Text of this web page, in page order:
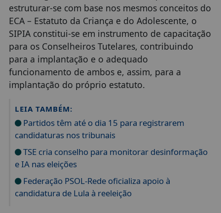
estruturar-se com base nos mesmos conceitos do
ECA – Estatuto da Criança e do Adolescente, o
SIPIA constitui-se em instrumento de capacitação
para os Conselheiros Tutelares, contribuindo
para a implantação e o adequado
funcionamento de ambos e, assim, para a
implantação do próprio estatuto.
LEIA TAMBÉM:
Partidos têm até o dia 15 para registrarem
candidaturas nos tribunais
TSE cria conselho para monitorar desinformação
e IA nas eleições
Federação PSOL-Rede oficializa apoio à
candidatura de Lula à reeleição